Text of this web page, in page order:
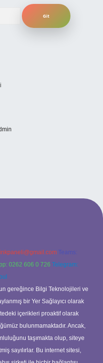
Teams:
0262 606 0 726 Telegram:
gereğince Bilgi Teknolojileri ve
bir Yer Sağlayıcı olarak
içerikleri proaktif olarak
bulunmamaktadır. Ancak,
taşımakta olup, siteye
sayılırlar. Bu internet sitesi,